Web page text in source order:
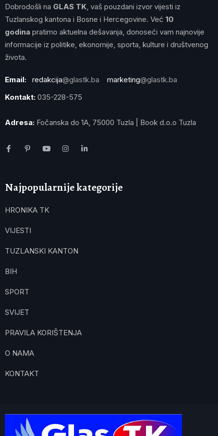
Dobrodošli na GLAS TK , vaš pouzdani izvor vijesti iz
Tuzlanskog kantona i Bosne i Hercegovine. Već 10
godina pratimo aktuelna dešavanja, donoseći vam najnovije
informacije iz politike, ekonomije, sporta, kulture i društvenog
života.
Email: redakcija@glastk.ba marketing@glastk.ba
Kontakt: 035-228-575
Adresa: Fočanska do 1A, 75000 Tuzla | Book d.o.o Tuzla
Najpopularnije kategorije
HRONIKA TK
VIJESTI
TUZLANSKI KANTON
BIH
SPORT
SVIJET
PRAVILA KORIŠTENJA
O NAMA
KONTAKT